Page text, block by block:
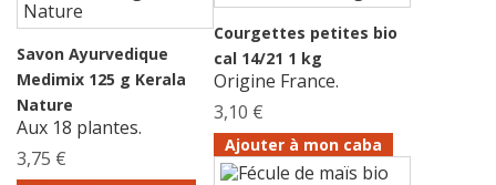
Savon Ayurvedique
Medimix 125 g Kerala
Nature
Aux 18 plantes.
3,75 €
Courgettes petites bio
cal 14/21 1 kg
Origine France.
3,10 €
Ajouter à mon caba